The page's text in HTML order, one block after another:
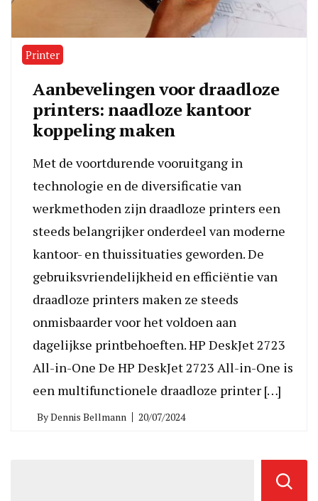
Printer
Aanbevelingen voor draadloze
printers: naadloze kantoor
koppeling maken
Met de voortdurende vooruitgang in
technologie en de diversificatie van
werkmethoden zijn draadloze printers een
steeds belangrijker onderdeel van moderne
kantoor- en thuissituaties geworden. De
gebruiksvriendelijkheid en efficiëntie van
draadloze printers maken ze steeds
onmisbaarder voor het voldoen aan
dagelijkse printbehoeften. HP DeskJet 2723
All-in-One De HP DeskJet 2723 All-in-One is
een multifunctionele draadloze printer […]
ByDennis Bellmann 20/07/2024